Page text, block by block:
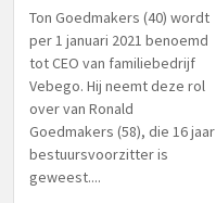
Ton Goedmakers (40) wordt
per 1 januari 2021 benoemd
tot CEO van familiebedrijf
Vebego. Hij neemt deze rol
over van Ronald
Goedmakers (58), die 16 jaar
bestuursvoorzitter is
geweest....